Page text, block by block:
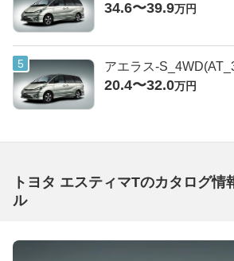
34.6〜39.9万円
アエラス-
20.4〜32.0万円
トヨタ エスティマTのカタログ情
ル